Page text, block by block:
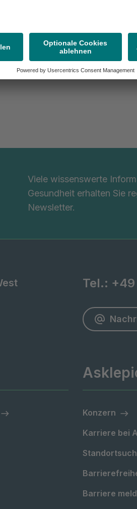
Praxis ein
Viele wissenswerte
Gesundheit erhalten Sie
Newsletter.
Tel.: +49
Konzern
Karriere bei
Barriere